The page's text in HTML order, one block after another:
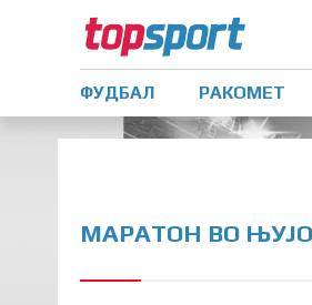
ФУДБАЛ РАКОМЕТ
МАРАТОН ВО